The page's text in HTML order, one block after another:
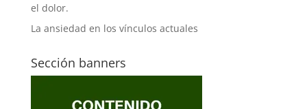
el dolor.
La ansiedad en los vínculos actuales
Sección banners